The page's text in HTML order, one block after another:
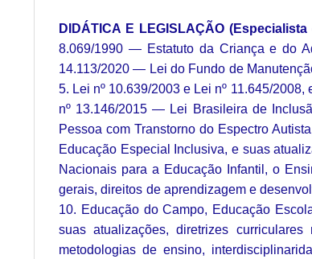
DIDÁTICA E LEGISLAÇÃO
8.069/1990 — Estatuto da Criança e do
14.113/2020 — Lei do Fundo de
5. Lei nº 10.639/2003 e Lei nº 11.645/
nº 13.146/2015 — Lei Brasileira de
Pessoa com Transtorno do Espectro
Educação Especial Inclusiva, e suas
Nacionais para a Educação Infantil, o
gerais, direitos de aprendizagem e
10. Educação do Campo, Educação
suas atualizações, diretrizes
metodologias de ensino,